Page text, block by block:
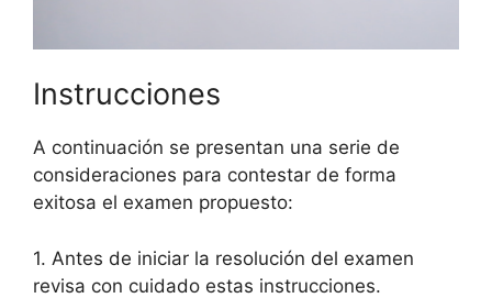
Instrucciones
A continuación se presentan una serie de
consideraciones para contestar de forma
exitosa el examen propuesto:
1. Antes de iniciar la resolución del examen
revisa con cuidado estas instrucciones.